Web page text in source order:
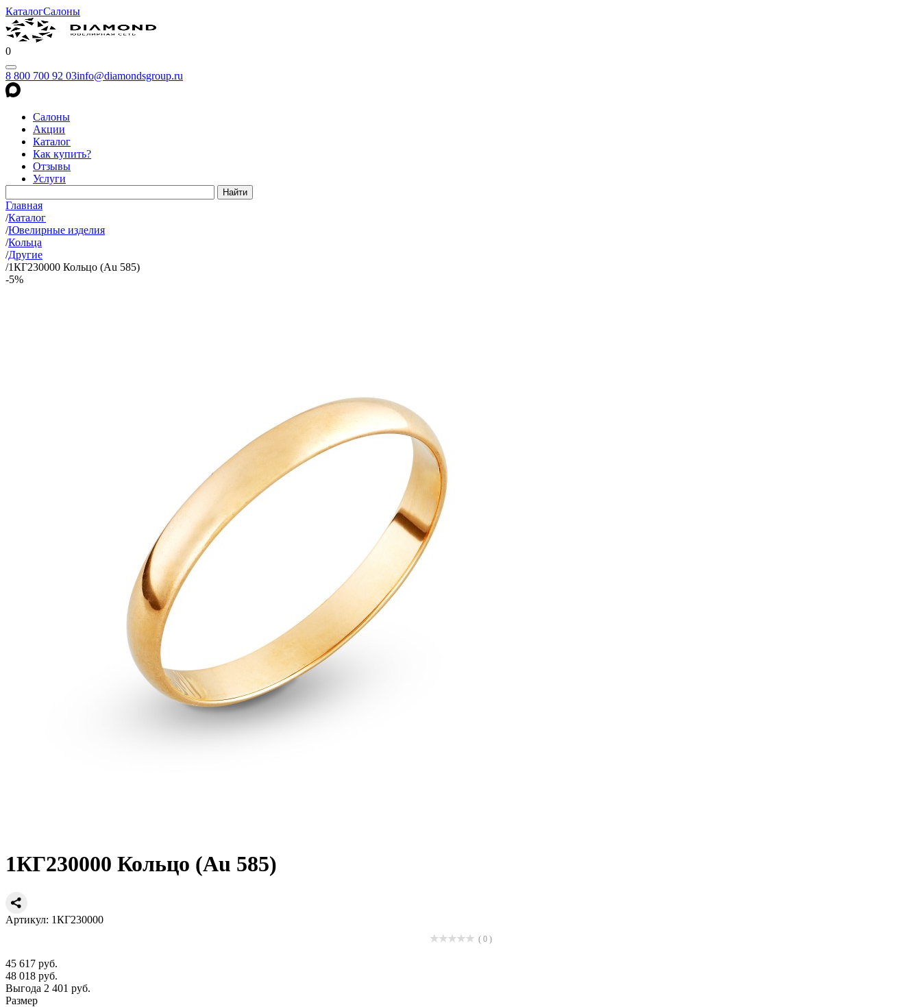
КаталогСалоны
0
8 800 700 92 03info@diamondsgroup.ru
Салоны
Акции
Каталог
Как купить?
Отзывы
Услуги
Главная
/Каталог
/Ювелирные изделия
/Кольца
/Другие
/1КГ230000 Кольцо (Au 585)
-5%
1КГ230000 Кольцо (Au 585)
Артикул: 1КГ230000
( 0 )
45 617 руб.
48 018 руб.
Выгода 2 401 руб.
Размер